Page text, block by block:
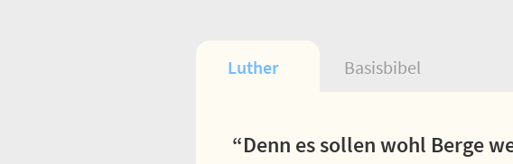
Luther Basisbibel
“Denn es sollen wohl Berge